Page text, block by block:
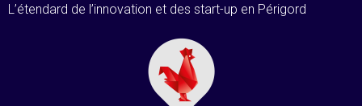
L’étendard de l’innovation et des start-up en Périgord